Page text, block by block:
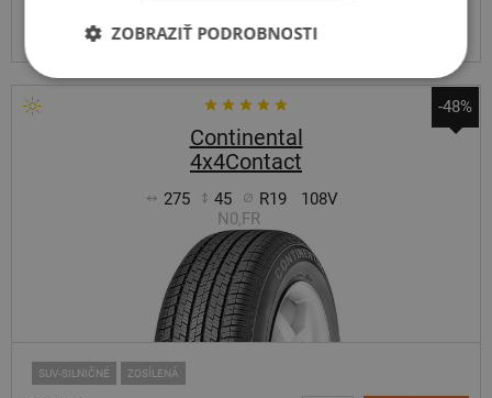
Centrálny sklad ČR 4 ks.
-48%
Continental
4x4Contact
275 45 R19
108V
N0,FR
SUV-SILNIČNÉ ZOSÍLENÁ
ZOBRAZIŤ PODROBNOSTI